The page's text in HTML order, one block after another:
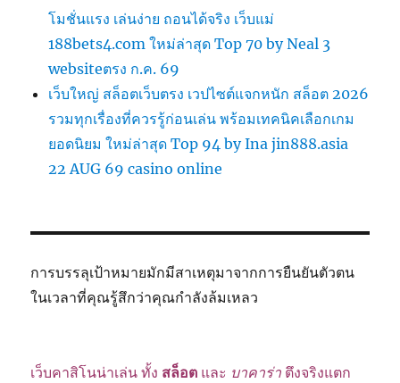
โมชั่นแรง เล่นง่าย ถอนได้จริง เว็บแม่
188bets4.com ใหม่ล่าสุด Top 70 by Neal 3
websiteตรง ก.ค. 69
เว็บใหญ่ สล็อตเว็บตรง เวปไซต์แจกหนัก สล็อต 2026
รวมทุกเรื่องที่ควรรู้ก่อนเล่น พร้อมเทคนิคเลือกเกม
ยอดนิยม ใหม่ล่าสุด Top 94 by Ina jin888.asia
22 AUG 69 casino online
การบรรลุเป้าหมายมักมีสาเหตุมาจากการยืนยันตัวตน
ในเวลาที่คุณรู้สึกว่าคุณกำลังล้มเหลว
เว็บคาสิโนน่าเล่น ทั้ง สล็อต และ บาคาร่า ตึงจริงแตก